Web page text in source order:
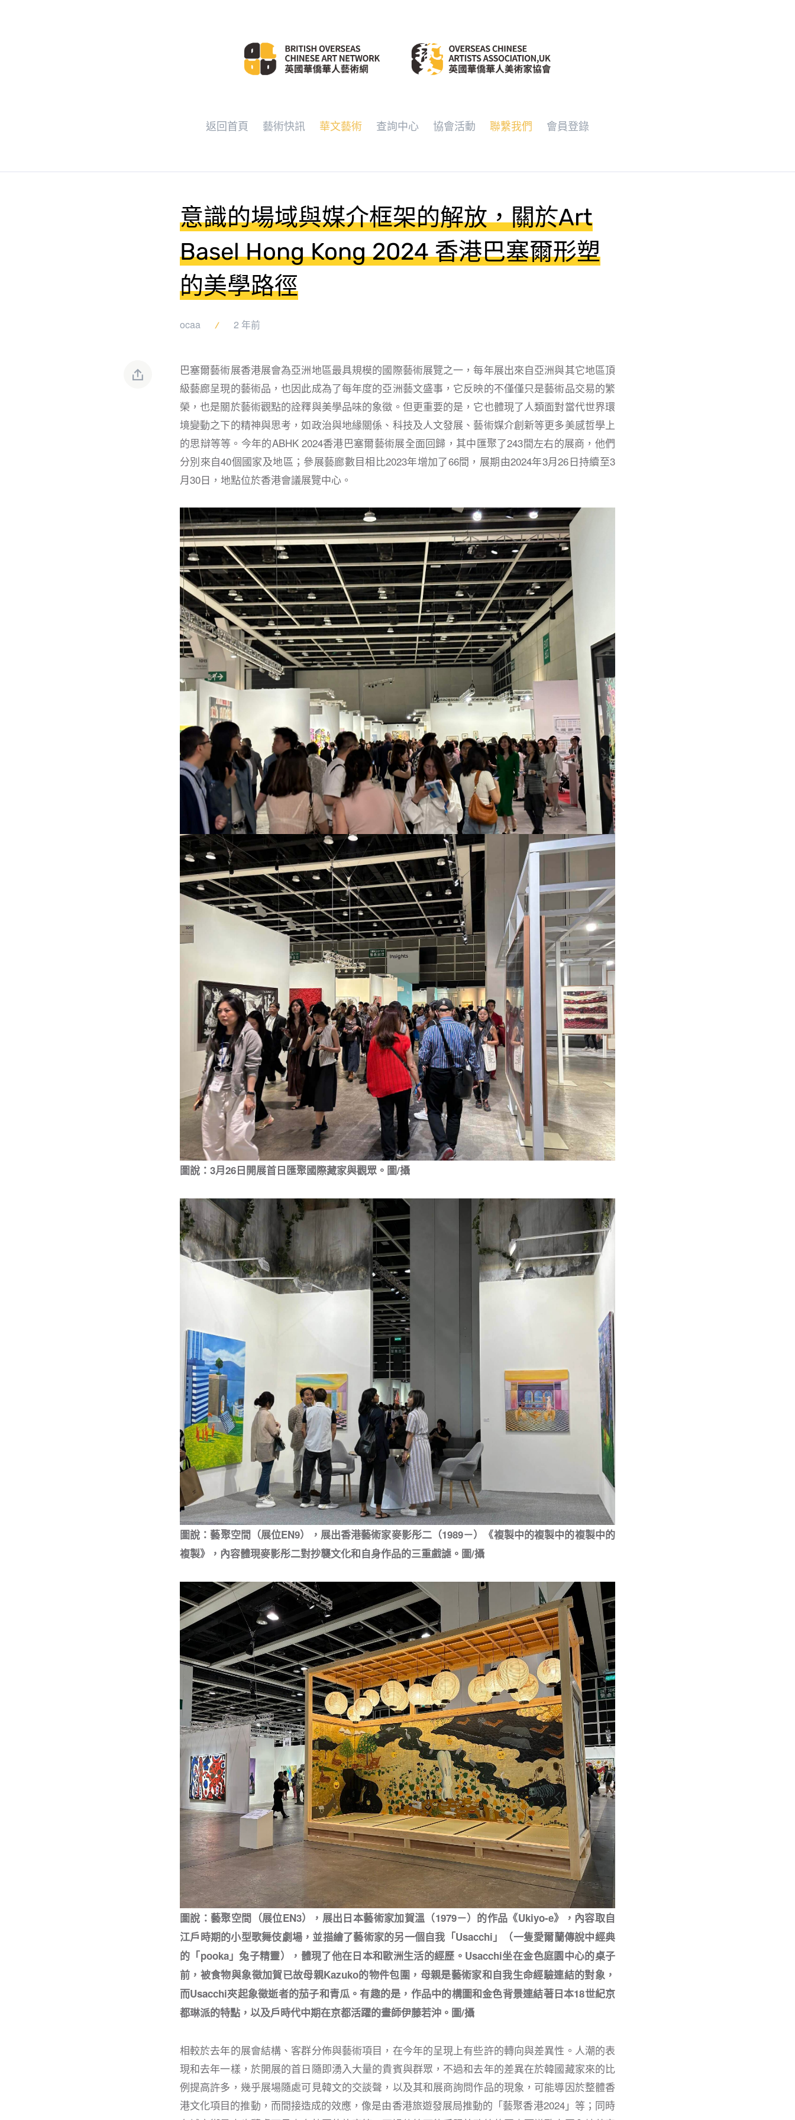
返回首頁 藝術快訊 華文藝術 查詢中心 協會活動 聯繫我們 會員登錄
意識的場域與媒介框架的解放，關於Art
Basel Hong Kong 2024 香港巴塞爾形塑
的美學路徑
ocaa 2 年前
巴塞爾藝術展香港展會為亞洲地區最具規模的國際藝術展覽之一，每年展出來自亞洲與其它地區頂
級藝廊呈現的藝術品，也因此成為了每年度的亞洲藝文盛事，它反映的不僅僅只是藝術品交易的繁
榮，也是關於藝術觀點的詮釋與美學品味的象徵。但更重要的是，它也體現了人類面對當代世界環
境變動之下的精神與思考，如政治與地緣關係、科技及人文發展、藝術媒介創新等更多美感哲學上
的思辯等等。今年的ABHK 2024香港巴塞爾藝術展全面回歸，其中匯聚了243間左右的展商，他們
分別來自40個國家及地區；參展藝廊數目相比2023年增加了66間，展期由2024年3月26日持續至3
月30日，地點位於香港會議展覽中心。
圖說：3月26日開展首日匯聚國際藏家與觀眾。圖/攝
圖說：藝聚空間（展位EN9），展出香港藝術家麥影彤二（1989－）《複製中的複製中的複製中的
複製》，內容體現麥影彤二對抄襲文化和自身作品的三重戲謔。圖/攝
圖說：藝聚空間（展位EN3），展出日本藝術家加賀溫（1979－）的作品《Ukiyo-e》，內容取自
江戶時期的小型歌舞伎劇場，並描繪了藝術家的另一個自我「Usacchi」（一隻愛爾蘭傳說中經典
的「pooka」兔子精靈），體現了他在日本和歐洲生活的經歷。Usacchi坐在金色庭園中心的桌子
前，被食物與象徵加賀已故母親Kazuko的物件包圍，母親是藝術家和自我生命經驗連結的對象，
而Usacchi夾起象徵逝者的茄子和青瓜。有趣的是，作品中的構圖和金色背景連結著日本18世紀京
都琳派的特點，以及戶時代中期在京都活躍的畫師伊藤若沖。圖/攝
相較於去年的展會結構、客群分佈與藝術項目，在今年的呈現上有些許的轉向與差異性。人潮的表
現和去年一樣，於開展的首日隨即湧入大量的貴賓與群眾，不過和去年的差異在於韓國藏家來的比
例提高許多，幾乎展場隨處可見韓文的交談聲，以及其和展商詢問作品的現象，可能導因於整體香
港文化項目的推動，而間接造成的效應，像是由香港旅遊發展局推動的「藝聚香港2024」等；同時